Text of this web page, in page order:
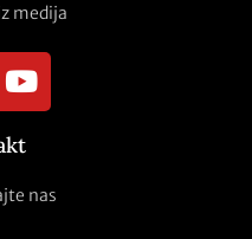
medija
nas